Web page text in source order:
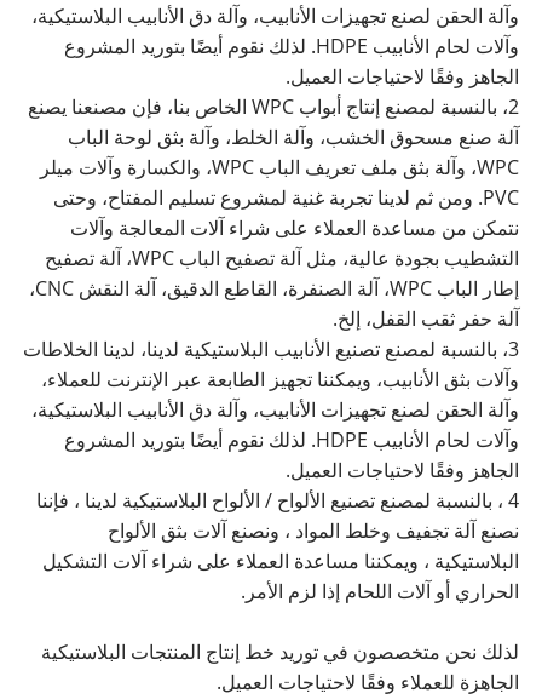
وآلة الحقن لصنع تجهيزات الأنابيب، وآلة دق الأنابيب البلاستيكية،
وآلات لحام الأنابيب HDPE. لذلك نقوم أيضًا بتوريد المشروع
الجاهز وفقًا لاحتياجات العميل.
2، بالنسبة لمصنع إنتاج أبواب WPC الخاص بنا، فإن مصنعنا يصنع
آلة صنع مسحوق الخشب، وآلة الخلط، وآلة بثق لوحة الباب
WPC، وآلة بثق ملف تعريف الباب WPC، والكسارة وآلات ميلر
PVC. ومن ثم لدينا تجربة غنية لمشروع تسليم المفتاح، وحتى
نتمكن من مساعدة العملاء على شراء آلات المعالجة وآلات
التشطيب بجودة عالية، مثل آلة تصفيح الباب WPC، آلة تصفيح
إطار الباب WPC، آلة الصنفرة، القاطع الدقيق، آلة النقش CNC،
آلة حفر ثقب القفل، إلخ.
3، بالنسبة لمصنع تصنيع الأنابيب البلاستيكية لدينا، لدينا الخلاطات
وآلات بثق الأنابيب، ويمكننا تجهيز الطابعة عبر الإنترنت للعملاء،
وآلة الحقن لصنع تجهيزات الأنابيب، وآلة دق الأنابيب البلاستيكية،
وآلات لحام الأنابيب HDPE. لذلك نقوم أيضًا بتوريد المشروع
الجاهز وفقًا لاحتياجات العميل.
4 ، بالنسبة لمصنع تصنيع الألواح / الألواح البلاستيكية لدينا ، فإننا
نصنع آلة تجفيف وخلط المواد ، ونصنع آلات بثق الألواح
البلاستيكية ، ويمكننا مساعدة العملاء على شراء آلات التشكيل
الحراري أو آلات اللحام إذا لزم الأمر.
لذلك نحن متخصصون في توريد خط إنتاج المنتجات البلاستيكية
الجاهزة للعملاء وفقًا لاحتياجات العميل.